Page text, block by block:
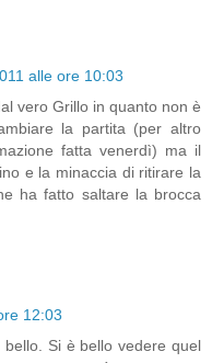
alle ore 10:03
vero Grillo in quanto non è
la partita (per altro
fatta venerdì) ma il
e la minaccia di ritirare la
ha fatto saltare la brocca
12:03
Si è bello vedere quel